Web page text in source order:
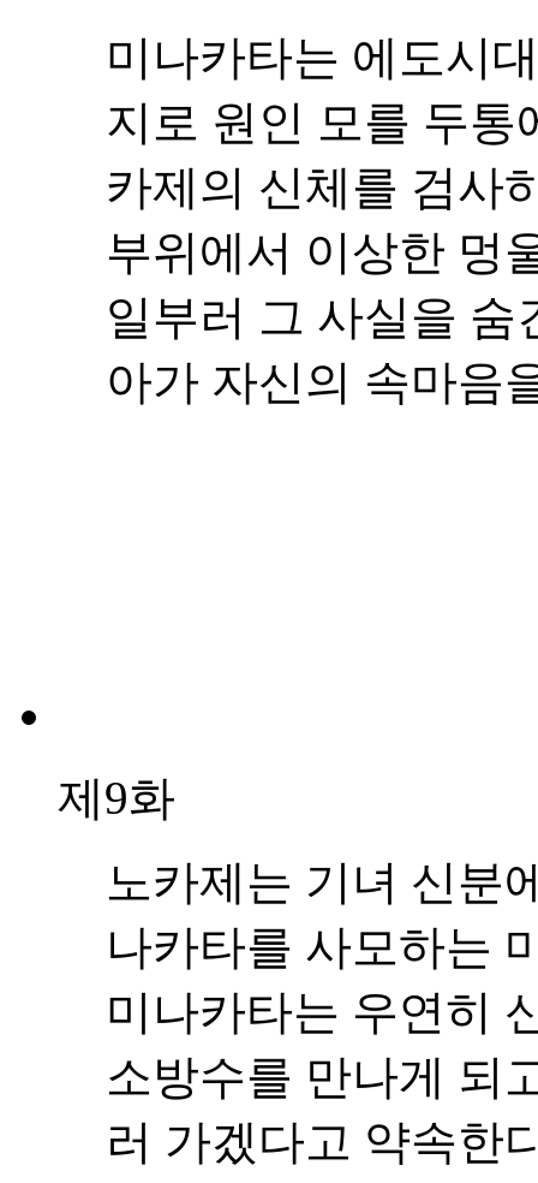
미나카타는 에도시
지로 원인 모를 두통
카제의 신체를 검사
부위에서 이상한 멍
일부러 그 사실을 숨
아가 자신의 속마음
제9화
노카제는 기녀 신분
나카타를 사모하는
미나카타는 우연히
소방수를 만나게 되
러 가겠다고 약속한